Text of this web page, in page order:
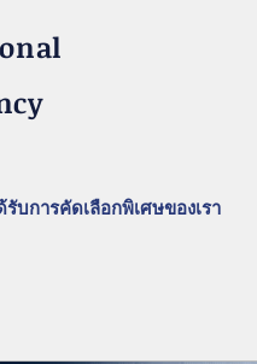
บการคัดเลือกพิเศษของเรา